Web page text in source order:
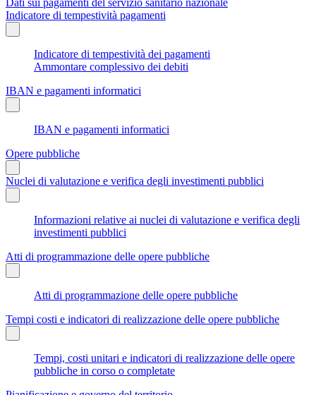
Indicatore di tempestività pagamenti
Indicatore di tempestività dei pagamenti
Ammontare complessivo dei debiti
IBAN e pagamenti informatici
IBAN e pagamenti informatici
Opere pubbliche
Nuclei di valutazione e verifica degli investimenti pubblici
Informazioni relative ai nuclei di valutazione e verifica degli
investimenti pubblici
Atti di programmazione delle opere pubbliche
Atti di programmazione delle opere pubbliche
Tempi costi e indicatori di realizzazione delle opere pubbliche
Tempi, costi unitari e indicatori di realizzazione delle opere
pubbliche in corso o completate